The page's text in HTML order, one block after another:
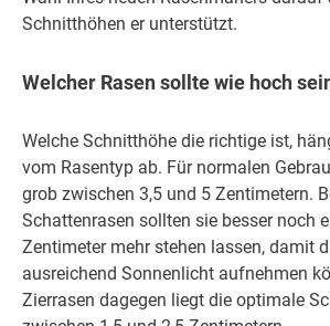
Schnitthöhen er unterstützt.
Welcher Rasen sollte wie hoch
Welche Schnitthöhe die richtige ist,
vom Rasentyp ab. Für normalen
grob zwischen 3,5 und 5 Zentimetern.
Schattenrasen sollten sie besser noch
Zentimeter mehr stehen lassen, damit
ausreichend Sonnenlicht aufnehmen
Zierrasen dagegen liegt die optimale